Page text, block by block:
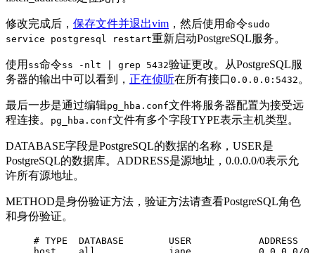
修改完成后， 保存文件并退出vim ，然后使用命令sudo
service postgresql restart重新启动PostgreSQL服务。
使用 ss命令ss -nlt | grep 5432验证更改。从PostgreSQL服
务器的输出中可以看到， 正在侦听在所有接口0.0.0.0:5432 。
最后一步是通过编辑pg_hba.conf文件将服务器配置为接受远
程连接。
pg_hba.conf文件有多个字段TYPE表示主机类型。
DATABASE字段是PostgreSQL的数据的名称，USER是
PostgreSQL的数据库。ADDRESS是源地址，0.0.0.0/0表示允
许所有源地址。
METHOD是身份验证方法，验证方法请查看PostgreSQL角色
和身份验证。
# TYPE  DATABASE        USER